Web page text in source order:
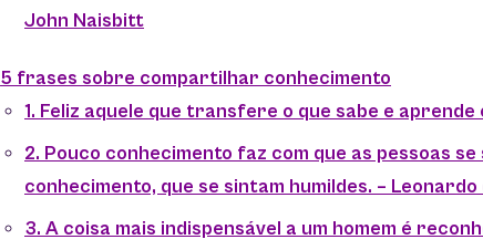
John Naisbitt
5 frases sobre compartilhar conhecimento
1. Feliz aquele que transfere o que sabe e aprende
2. Pouco conhecimento faz com que as pessoas
conhecimento, que se sintam humildes. – Leonardo
3. A coisa mais indispensável a um homem é